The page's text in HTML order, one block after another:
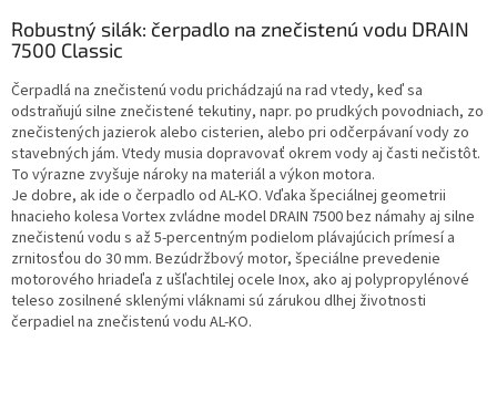
Robustný silák: čerpadlo na znečistenú vodu DRAIN
7500 Classic
Čerpadlá na znečistenú vodu prichádzajú na rad vtedy, keď sa
odstraňujú silne znečistené tekutiny, napr. po prudkých povodniach, zo
znečistených jazierok alebo cisterien, alebo pri odčerpávaní vody zo
stavebných jám. Vtedy musia dopravovať okrem vody aj časti nečistôt.
To výrazne zvyšuje nároky na materiál a výkon motora.
Je dobre, ak ide o čerpadlo od AL-KO. Vďaka špeciálnej geometrii
hnacieho kolesa Vortex zvládne model DRAIN 7500 bez námahy aj silne
znečistenú vodu s až 5-percentným podielom plávajúcich prímesí a
zrnitosťou do 30 mm. Bezúdržbový motor, špeciálne prevedenie
motorového hriadeľa z ušľachtilej ocele Inox, ako aj polypropylénové
teleso zosilnené sklenými vláknami sú zárukou dlhej životnosti
čerpadiel na znečistenú vodu AL-KO.